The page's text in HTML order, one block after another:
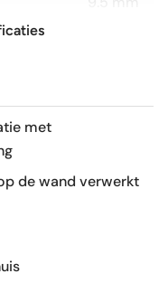
R9
met
de wand verwerkt